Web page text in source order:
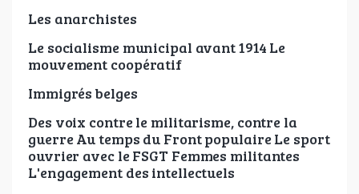
Les anarchistes
Le socialisme municipal avant 1914 Le
mouvement coopératif
Immigrés belges
Des voix contre le militarisme, contre la
guerre Au temps du Front populaire Le sport
ouvrier avec le FSGT Femmes militantes
L'engagement des intellectuels